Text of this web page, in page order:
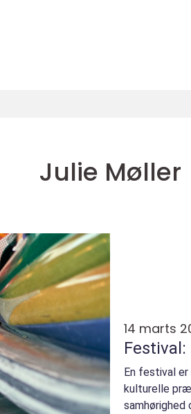
Julie Møller
14 marts
En festival
kulturelle
samhørighed